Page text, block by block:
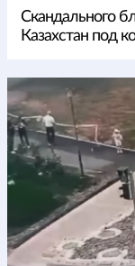
Скандального
Казахстан под